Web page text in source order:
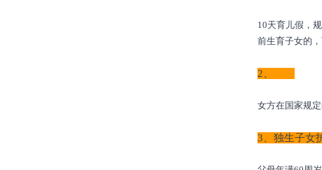
10天育儿假，
前生育子女的
2、
女方在国家规
3、独生子女